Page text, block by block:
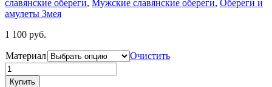
славянские обереги, Мужские славянские обереги, Обереги и
амулеты Змея
1 100 руб.
Материал Очистить
Купить